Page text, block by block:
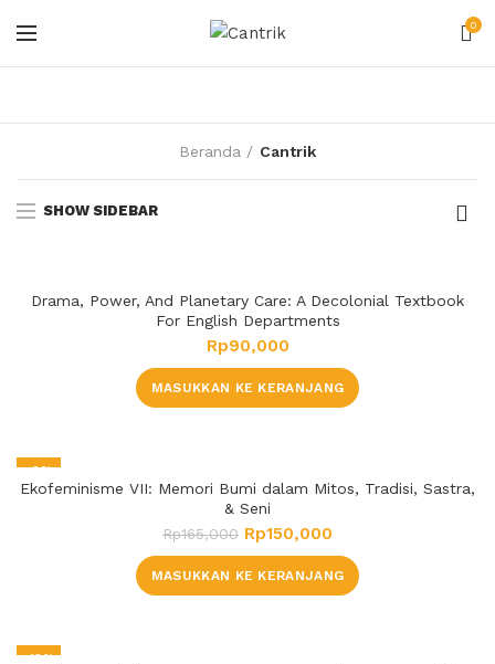
0
Beranda Cantrik
SHOW SIDEBAR
Drama, Power, And Planetary Care: A Decolonial Textbook
For English Departments
Rp90,000
MASUKKAN KE KERANJANG
-9%
Ekofeminisme VII: Memori Bumi dalam Mitos, Tradisi, Sastra,
& Seni
Rp165,000 Rp150,000
MASUKKAN KE KERANJANG
-10%